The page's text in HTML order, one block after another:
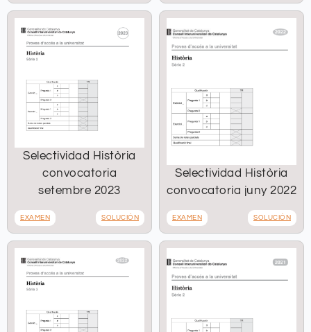
Selectividad Història
convocatoria
setembre 2023
EXAMEN SOLUCIÓN
Selectividad Història
convocatoria juny 2022
EXAMEN SOLUCIÓN